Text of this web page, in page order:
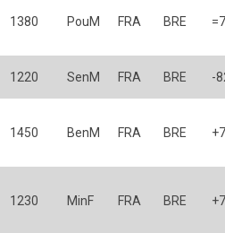
1380 PouM FRA BRE
1220 SenM FRA BRE -
1450 BenM FRA BRE
1230 MinF FRA BRE